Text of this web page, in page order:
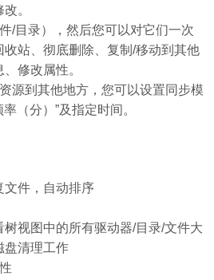
。
/目录），然后您可以对它们一次
站、彻底删除、复制/移动到其他
修改属性。
源到其他地方，您可以设置同步模
（分）”及指定时间。
文件，自动排序
视图中的所有驱动器/目录/文件大
盘清理工作